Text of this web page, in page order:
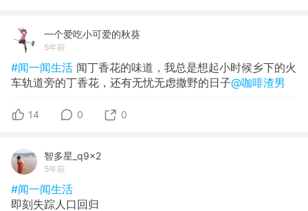
一个爱吃小可爱的秋葵
5年前
#闻一闻生活 闻丁香花的味道，我总是想起小时候乡下的火
车轨道旁的丁香花，还有无忧无虑撒野的日子@咖啡渣男
14 0 0
智多星_q9x2
5年前
#闻一闻生活
即刻失踪人口回归